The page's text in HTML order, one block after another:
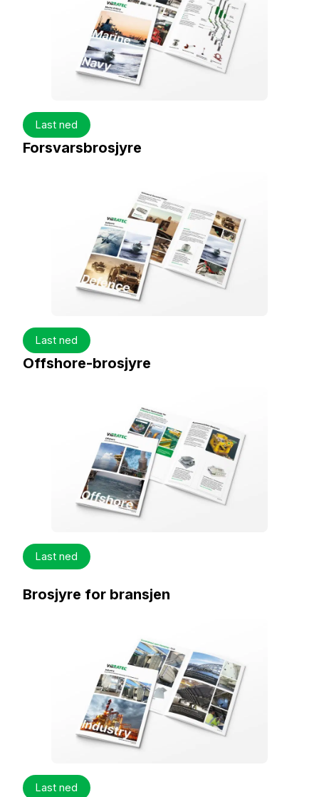
Last ned
Forsvarsbrosjyre
Last ned
Offshore-brosjyre
Last ned
Brosjyre for bransjen
Last ned